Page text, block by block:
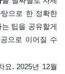
으로 한 정확한
팁을 공유할게
으로 이어질 수
요. 2025년 12월